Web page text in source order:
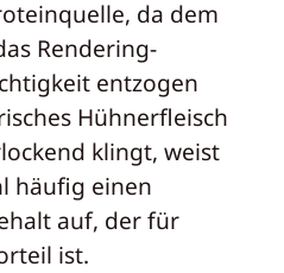
da dem
Rendering-
entzogen
Hühnerfleisch
klingt, weist
häufig einen
auf, der für
ist.